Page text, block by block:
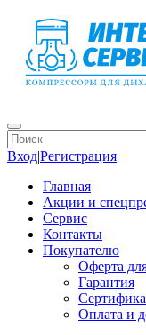
Вход|Регистрация
Главная
Акции и
Сервис
Контакты
Покупателю
Оферта
Гарантия
Оплата и